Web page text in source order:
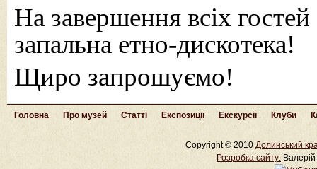
На завершення всіх
запальна етно-дискотека!
Щиро запрошуємо!
Головна Про музей Статті Експозиції Екскурсії Клуби
Copyright © 2010 Долинський
Розробка cайту: